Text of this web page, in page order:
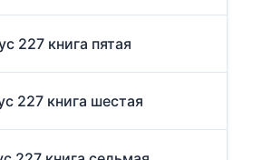
227 книга пятая
227 книга шестая